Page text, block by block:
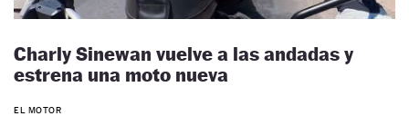
Charly Sinewan vuelve a las andadas y
estrena una moto nueva
EL MOTOR